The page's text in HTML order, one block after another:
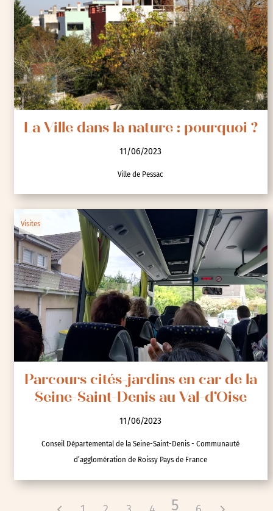
La Ville dans la nature : pourquoi ?
11/06/2023
Ville de Pessac
Visites
Parcours cités-jardins en car de la
Seine-Saint-Denis au Val-d’Oise
11/06/2023
Conseil Départemental de la Seine-Saint-Denis - Communauté
d’agglomération de Roissy Pays de France
5